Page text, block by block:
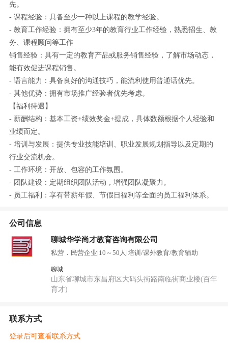
先。
- 课程经验：具备至少一种以上课程的教学经验。
- 教育工作经验：拥有至少3年的教育行业工作经验，熟悉招生、教
务、课程顾问等工作
销售经验：具有一定的教育产品或服务销售经验，了解市场动态，
能有效促进课程销售。
- 语言能力：具备良好的沟通技巧，能流利使用普通话优先。
- 其他优势：拥有市场推广经验者优先考虑。
【福利待遇】
- 薪酬结构：基本工资+绩效奖金+提成，具体数额根据个人经验和
业绩而定。
- 培训与发展：提供专业技能培训、职业发展规划指导以及定期的
行业交流机会。
- 工作环境：开放、包容的工作氛围。
- 团队建设：定期组织团队活动，增强团队凝聚力。
- 员工福利：享有带薪年假、节假日福利等全面的员工福利体系。
公司信息
聊城华学尚才教育咨询有限公司
私营．民营企业|10～50人 |培训/课外教育/教育辅助
聊城
山东省聊城市东昌府区大码头街路南临街商业楼(百年
育才)
联系方式
登录后可查看联系方式